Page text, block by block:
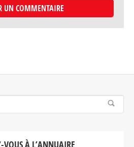
pour mon prochain